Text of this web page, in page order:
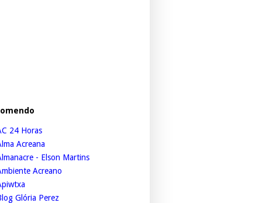
24 Horas
Acreana
- Elson Martins
Acreano
Glória Perez